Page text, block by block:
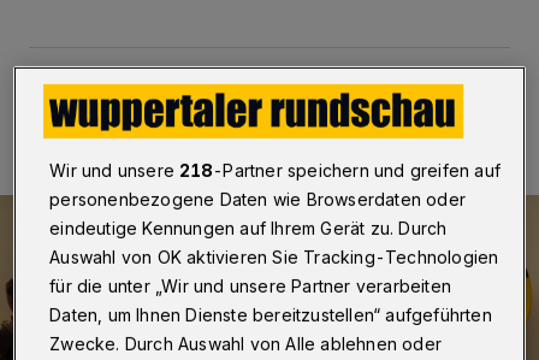
22.08.2024 , 11:00 Uhr 2 Minuten Lesezeit
Wir und unsere 218-Partner speichern und greifen auf
personenbezogene Daten wie Browserdaten oder
eindeutige Kennungen auf Ihrem Gerät zu. Durch
Auswahl von OK aktivieren Sie Tracking-Technologien
für die unter „Wir und unsere Partner verarbeiten
Daten, um Ihnen Dienste bereitzustellen“ aufgeführten
Zwecke. Durch Auswahl von Alle ablehnen oder